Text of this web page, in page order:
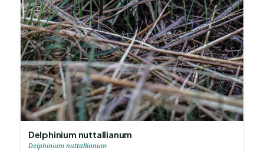
Delphinium nuttallianum
Delphinium nuttallianum